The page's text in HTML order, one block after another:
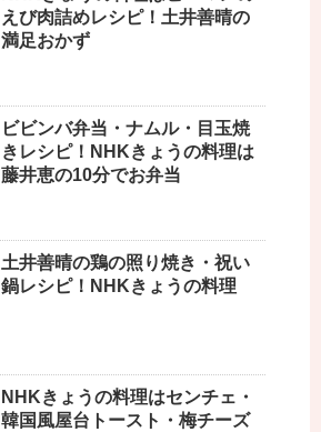
えび肉詰めレシピ！土井善晴の
満足おかず
ビビンバ弁当・ナムル・目玉焼
きレシピ！NHKきょうの料理は
藤井恵の10分でお弁当
土井善晴の鶏の照り焼き・祝い
鍋レシピ！NHKきょうの料理
NHKきょうの料理はセンチェ・
韓国風屋台トースト・梅チーズ